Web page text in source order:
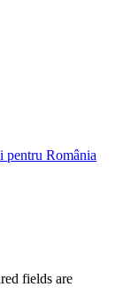
pentru România
fields are